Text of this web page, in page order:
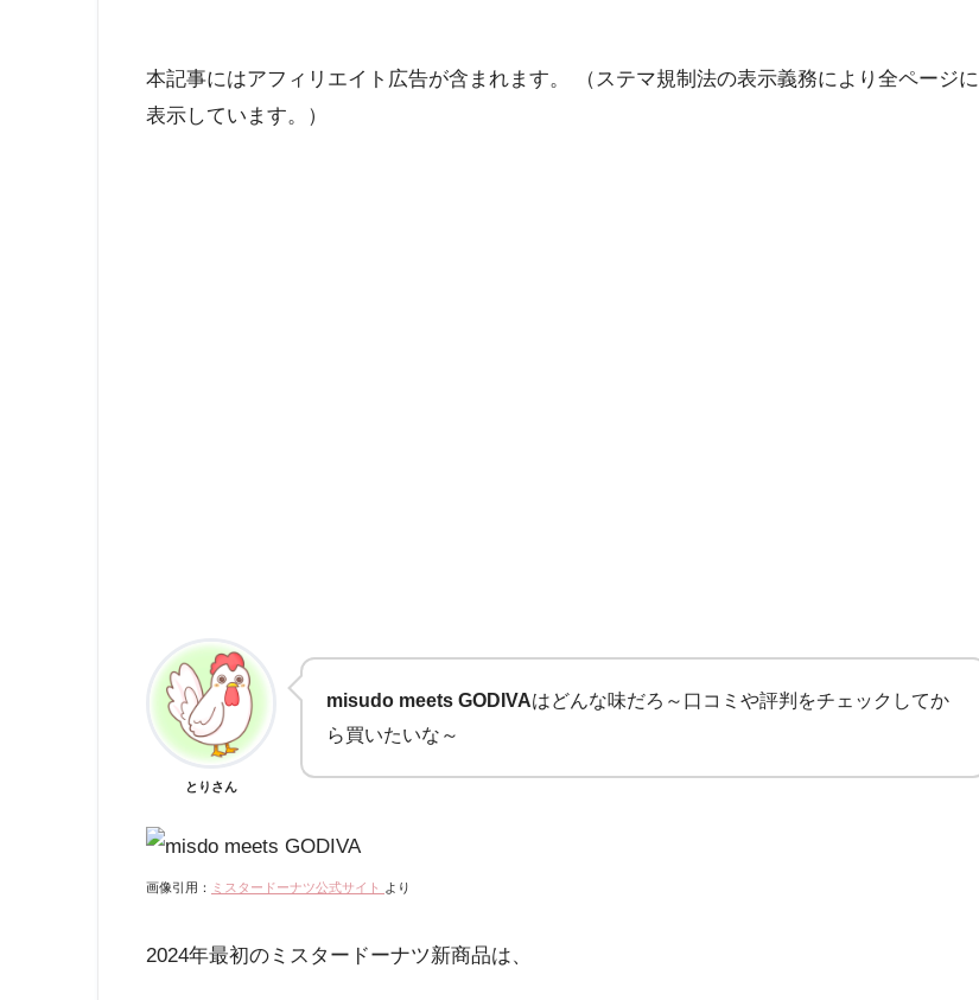
本記事にはアフィリエイト広告が含まれます。 （ステマ規制法の表示義務により全ページに
表示しています。）
とりさん
misudo meets GODIVAはどんな味だろ～口コミや評判をチェックしてか
ら買いたいな～
画像引用： ミスタードーナツ公式サイト より
2024年最初のミスタードーナツ新商品は、